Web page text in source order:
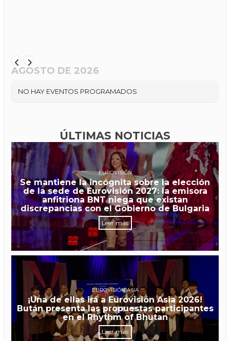
AGOSTO DE 2026
NO HAY EVENTOS PROGRAMADOS
ÚLTIMAS NOTICIAS
EUROVISIÓN
Se mantiene la incógnita sobre la elección
de la sede de Eurovisión 2027: la emisora
anfitriona BNT niega que existan
discrepancias con el Gobierno de Bulgaria
Leer más
EUROVISIÓN ASIA
¡Una de ellas irá a Eurovisión Asia 2026!
Bután presenta las propuestas participantes
en el Rhythm of Bhutan
Leer más